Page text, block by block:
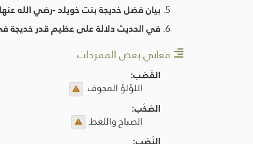
بيان فضل خديجة بنت خويلد -رضي الله
في الحديث دلالة على عظيم قدر
معاني بعض المفردات
القَصَب:
اللؤلؤ المجوف.
الصَخَب:
الصياح واللغط.